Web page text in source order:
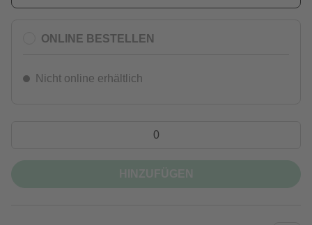
ONLINE BESTELLEN
Nicht online erhältlich